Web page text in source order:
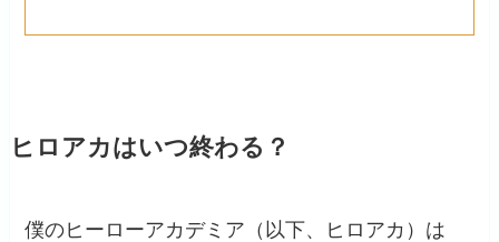
ヒロアカはいつ終わる？
僕のヒーローアカデミア（以下、ヒロアカ）は